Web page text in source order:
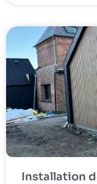
Installation